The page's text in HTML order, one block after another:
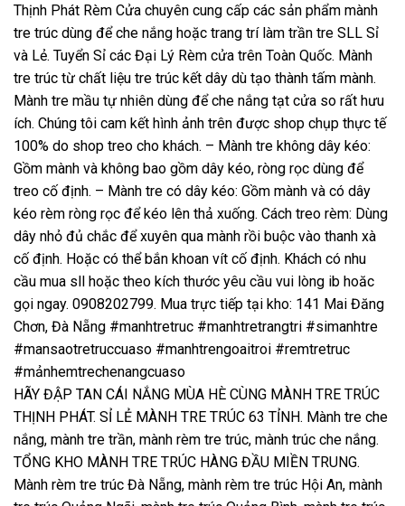
Thịnh Phát Rèm Cửa chuyên cung cấp các sản phẩm mành
tre trúc dùng để che nắng hoặc trang trí làm trần tre SLL Sỉ
và Lẻ. Tuyển Sỉ các Đại Lý Rèm cửa trên Toàn Quốc. Mành
tre trúc từ chất liệu tre trúc kết dây dù tạo thành tấm mành.
Mành tre mầu tự nhiên dùng để che nắng tạt cửa so rất hưu
ích. Chúng tôi cam kết hình ảnh trên được shop chụp thực tế
100% do shop treo cho khách. – Mành tre không dây kéo:
Gồm mành và không bao gồm dây kéo, ròng rọc dùng để
treo cố định. – Mành tre có dây kéo: Gồm mành và có dây
kéo rèm ròng rọc để kéo lên thả xuống. Cách treo rèm: Dùng
dây nhỏ đủ chắc để xuyên qua mành rồi buộc vào thanh xà
cố định. Hoặc có thể bắn khoan vít cố định. Khách có nhu
cầu mua sll hoặc theo kích thước yêu cầu vui lòng ib hoăc
gọi ngay. 0908202799. Mua trực tiếp tại kho: 141 Mai Đăng
Chơn, Đà Nẵng #manhtretruc #manhtretrangtri #simanhtre
#mansaotretruccuaso #manhtrengoaitroi #remtretruc
#mảnhemtrechenangcuaso
HÃY ĐẬP TAN CÁI NẮNG MÙA HÈ CÙNG MÀNH TRE TRÚC
THỊNH PHÁT. SỈ LẺ MÀNH TRE TRÚC 63 TỈNH. Mành tre che
nắng, mành tre trần, mành rèm tre trúc, mành trúc che nắng.
TỔNG KHO MÀNH TRE TRÚC HÀNG ĐẦU MIỀN TRUNG.
Mành rèm tre trúc Đà Nẵng, mành rèm tre trúc Hội An, mành